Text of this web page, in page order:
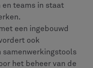
en teams in staat
een ingebouwd
ook
samenwerkingstools
het beheer van de